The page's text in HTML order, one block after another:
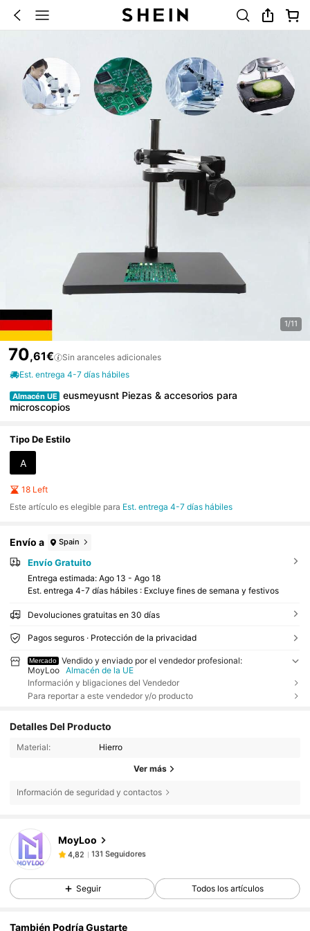
1/11
70,61€
Sin aranceles adicionales
Est. entrega 4-7 días hábiles
Almacén UE
eusmeyusnt Piezas & accesorios para
microscopios
Tipo De Estilo
A
18 Left
Este artículo es elegible para Est. entrega 4-7 días hábiles
Envío a Spain
Envío Gratuito
Entrega estimada: Ago 13 - Ago 18
Est. entrega 4-7 días hábiles : Excluye fines de semana y festivos
Devoluciones gratuitas en 30 días
Pagos seguros · Protección de la privacidad
Mercado
Vendido y enviado por el vendedor profesional:
MoyLoo
Almacén de la UE
Información y bligaciones del Vendedor
Para reportar a este vendedor y/o producto
Detalles Del Producto
Material: Hierro
Ver más
Información de seguridad y contactos
MoyLoo
4,82
131 Seguidores
c***y seguido haceHace 1 día
4,82 131 Seguidores
Seguir Todos los artículos
También Podría Gustarte